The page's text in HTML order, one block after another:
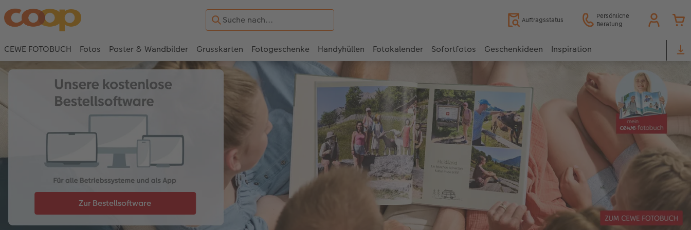
Auftragsstatus
Persönliche
Beratung
CEWE FOTOBUCH Fotos Poster & Wandbilder Grusskarten Fotogeschenke Handyhüllen Fotokalender Sofortfotos Geschenkideen Inspiration